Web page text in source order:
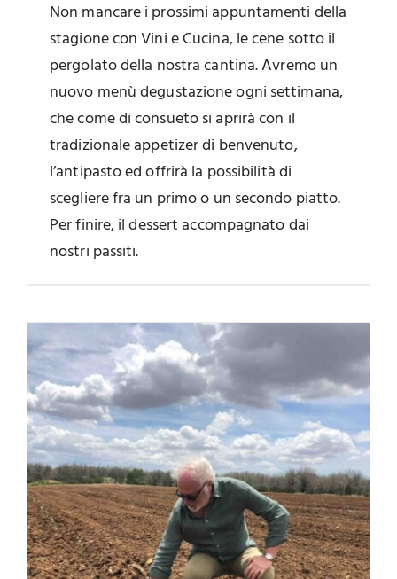
Non mancare i prossimi appuntamenti della
stagione con Vini e Cucina, le cene sotto il
pergolato della nostra cantina. Avremo un
nuovo menù degustazione ogni settimana,
che come di consueto si aprirà con il
tradizionale appetizer di benvenuto,
l’antipasto ed offrirà la possibilità di
scegliere fra un primo o un secondo piatto.
Per finire, il dessert accompagnato dai
nostri passiti.